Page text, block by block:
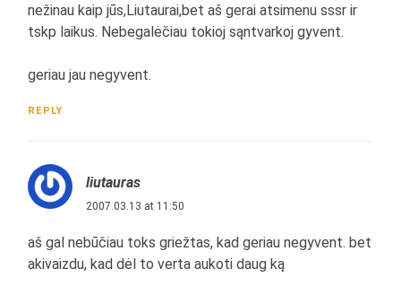
nežinau kaip jūs,Liutaurai,bet aš gerai atsimenu sssr ir
tskp laikus. Nebegalėčiau tokioj sąntvarkoj gyvent.
geriau jau negyvent.
REPLY
liutauras
2007.03.13 at 11:50
aš gal nebūčiau toks griežtas, kad geriau negyvent. bet
akivaizdu, kad dėl to verta aukoti daug ką